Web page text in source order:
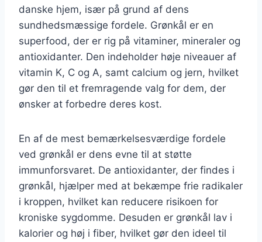
danske hjem, især på grund af dens
sundhedsmæssige fordele. Grønkål er en
superfood, der er rig på vitaminer, mineraler og
antioxidanter. Den indeholder høje niveauer af
vitamin K, C og A, samt calcium og jern, hvilket
gør den til et fremragende valg for dem, der
ønsker at forbedre deres kost.
En af de mest bemærkelsesværdige fordele
ved grønkål er dens evne til at støtte
immunforsvaret. De antioxidanter, der findes i
grønkål, hjælper med at bekæmpe frie radikaler
i kroppen, hvilket kan reducere risikoen for
kroniske sygdomme. Desuden er grønkål lav i
kalorier og høj i fiber, hvilket gør den ideel til